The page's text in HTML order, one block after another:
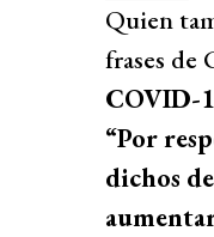
Quien
frases de
COVID-
“Por
dichos